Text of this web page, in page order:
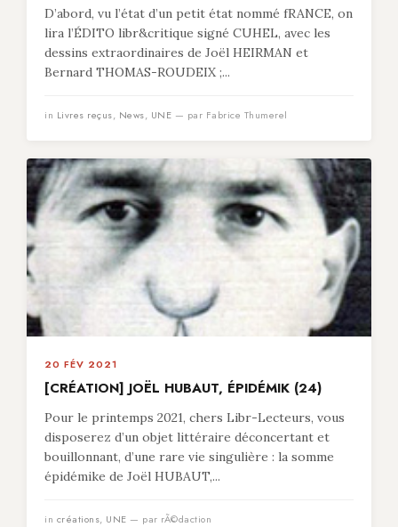
D’abord, vu l’état d’un petit état nommé fRANCE, on
lira l’ÉDITO libr&critique signé CUHEL, avec les
dessins extraordinaires de Joël HEIRMAN et
Bernard THOMAS-ROUDEIX ;...
in Livres reçus, News, UNE — par Fabrice Thumerel
20 FÉV 2021
[CRÉATION] JOËL HUBAUT, ÉPIDÉMIK (24)
Pour le printemps 2021, chers Libr-Lecteurs, vous
disposerez d’un objet littéraire déconcertant et
bouillonnant, d’une rare vie singulière : la somme
épidémike de Joël HUBAUT,...
in créations, UNE — par rÃ©daction